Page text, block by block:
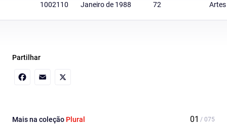
1002110
Janeiro de 1988
72
Artes
Partilhar
Mais na coleção Plural